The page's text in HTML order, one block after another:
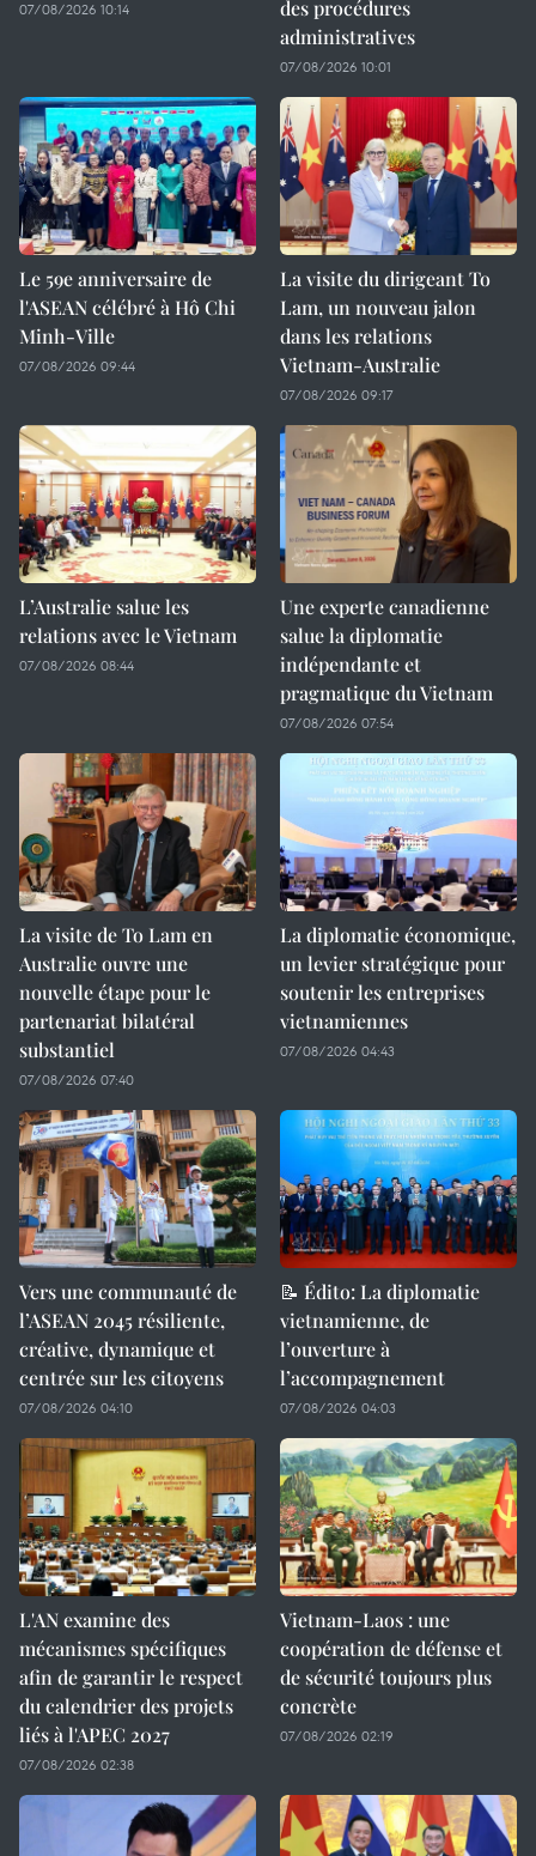
07/08/2026 10:14
des procédures
administratives
07/08/2026 10:01
Le 59e anniversaire de
l'ASEAN célébré à Hô Chi
Minh-Ville
07/08/2026 09:44
La visite du dirigeant To
Lam, un nouveau jalon
dans les relations
Vietnam-Australie
07/08/2026 09:17
L’Australie salue les
relations avec le Vietnam
07/08/2026 08:44
Une experte canadienne
salue la diplomatie
indépendante et
pragmatique du Vietnam
07/08/2026 07:54
La visite de To Lam en
Australie ouvre une
nouvelle étape pour le
partenariat bilatéral
substantiel
07/08/2026 07:40
La diplomatie économique,
un levier stratégique pour
soutenir les entreprises
vietnamiennes
07/08/2026 04:43
Vers une communauté de
l’ASEAN 2045 résiliente,
créative, dynamique et
centrée sur les citoyens
07/08/2026 04:10
📝 Édito: La diplomatie
vietnamienne, de
l’ouverture à
l’accompagnement
07/08/2026 04:03
L'AN examine des
mécanismes spécifiques
afin de garantir le respect
du calendrier des projets
liés à l'APEC 2027
07/08/2026 02:38
Vietnam-Laos : une
coopération de défense et
de sécurité toujours plus
concrète
07/08/2026 02:19